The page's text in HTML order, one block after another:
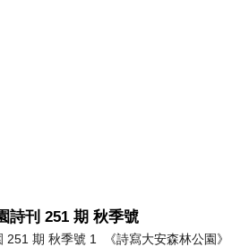
詩刊 251 期 秋季號
251 期 秋季號 1 《詩寫大安森林公園》